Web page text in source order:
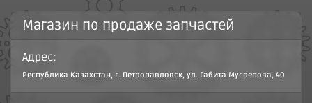
Магазин по продаже запчастей
Адрес:
Республика Казахстан, г. Петропавловск, ул. Габита Мусрепова, 40